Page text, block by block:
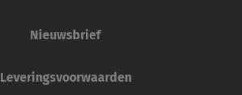
Nieuwsbrief
Leveringsvoorwaarden